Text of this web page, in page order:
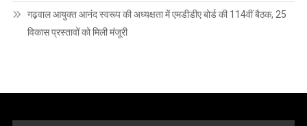
गढ़वाल आयुक्त आनंद स्वरूप की अध्यक्षता में एमडीडीए बोर्ड की 114वीं बैठक, 25
विकास प्रस्तावों को मिली मंजूरी